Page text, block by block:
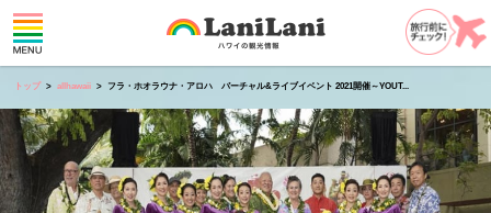
トップ allhawaii フラ・ホオラウナ・アロハ バーチャル&ライブイベント 2021開催～YOUT...